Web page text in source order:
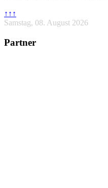
↑↑↑
Samstag, 08. August 2026
Partner